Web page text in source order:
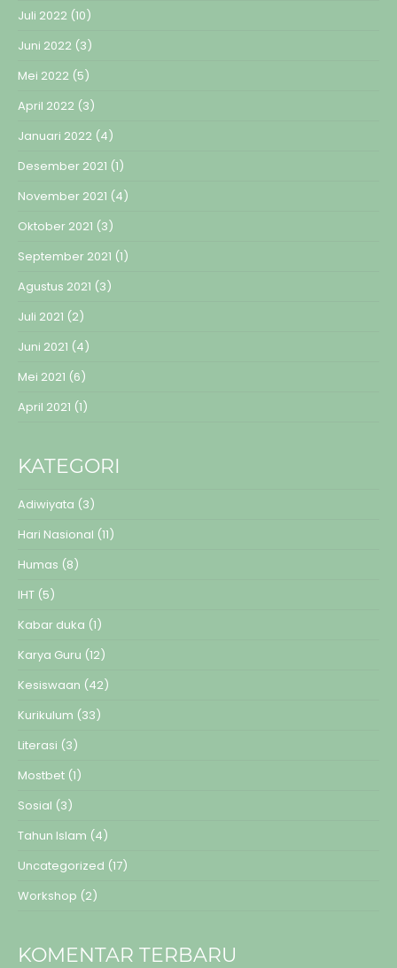
Juli 2022 (10)
Juni 2022 (3)
Mei 2022 (5)
April 2022 (3)
Januari 2022 (4)
Desember 2021 (1)
November 2021 (4)
Oktober 2021 (3)
September 2021 (1)
Agustus 2021 (3)
Juli 2021 (2)
Juni 2021 (4)
Mei 2021 (6)
April 2021 (1)
KATEGORI
Adiwiyata (3)
Hari Nasional (11)
Humas (8)
IHT (5)
Kabar duka (1)
Karya Guru (12)
Kesiswaan (42)
Kurikulum (33)
Literasi (3)
Mostbet (1)
Sosial (3)
Tahun Islam (4)
Uncategorized (17)
Workshop (2)
KOMENTAR TERBARU